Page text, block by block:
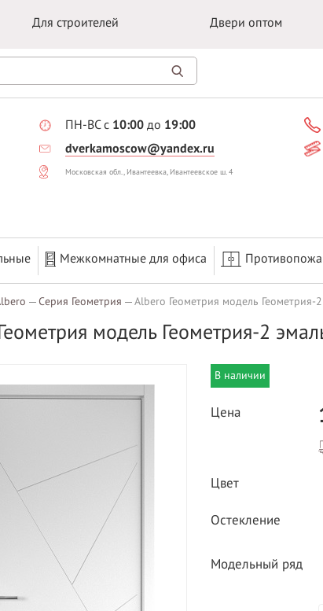
Для строителей Двери оптом
ПН-ВС с 10:00 до 19:00
dverkamoscow@yandex.ru
Московская обл., Ивантеевка, Ивантеевское ш. 4
Межкомнатные для офиса
Серия Геометрия Albero Геометрия модель Геометрия-
ДОСТАВКА ОТ 40
Краснодеревщик по
модель Геометрия-2
В наличии
Цена
Цвет
Остекление
Модельный ряд